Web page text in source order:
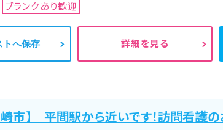
ブランクあり歓迎
トへ保存 詳細を見る
崎市】 平間駅から近いです！訪問看護の